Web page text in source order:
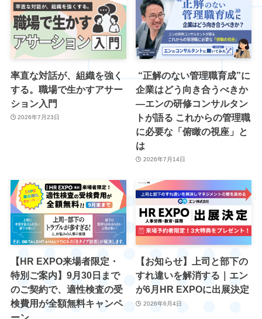
率直な対話が、組織を強く
する。職場で生かすアサー
ション入門
2026年7月23日
“正解のない管理職育成”に
企業はどう向き合うべきか
―エンの研修コンサルタン
トが語る これからの管理職
に必要な「俯瞰の視座」と
は
2026年7月14日
【HR EXPO来場者限定・
特別ご案内】9月30日まで
のご契約で、適性検査の受
検費用が全額無料キャンペ
【お知らせ】上司と部下の
すれ違いを解消する｜エン
が6月HR EXPOに出展決定
2026年6月4日